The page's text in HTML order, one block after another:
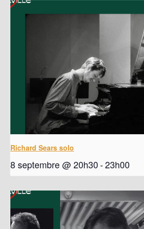
Richard Sears solo
8 septembre @ 20h30-23h00